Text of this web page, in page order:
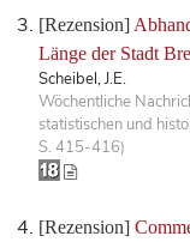
[Rezension]
Länge der Stadt
Scheibel, J.E.
Wöchentliche
statistischen und
S. 415-416)
[Rezension]